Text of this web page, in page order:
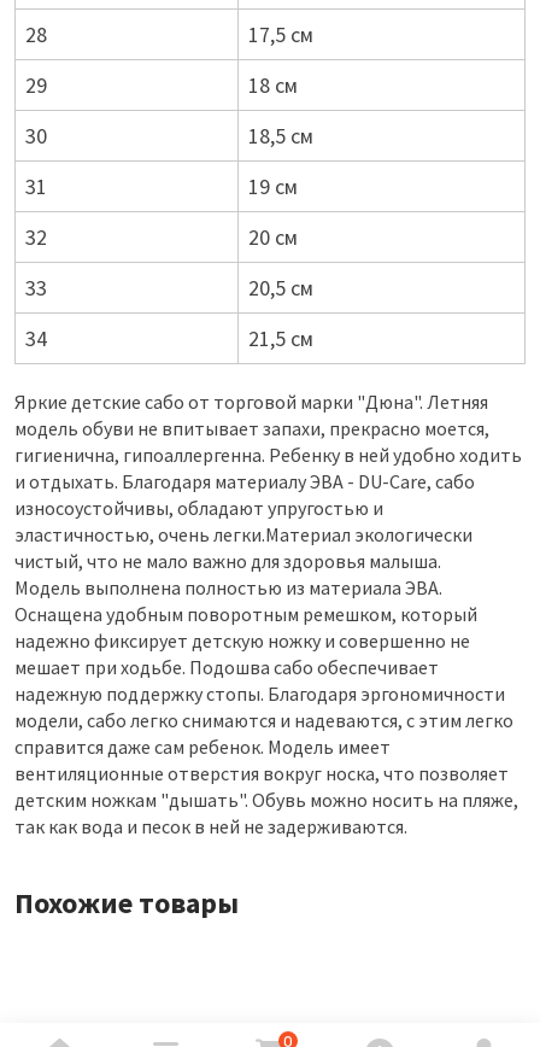
28
17,5 см
29
18 см
30
18,5 см
31
19 см
32
20 см
33
20,5 см
34
21,5 см
Яркие детские сабо от торговой марки "Дюна". Летняя
модель обуви не впитывает запахи, прекрасно моется,
гигиенична, гипоаллергенна. Ребенку в ней удобно ходить
и отдыхать. Благодаря материалу ЭВА - DU-Care, сабо
износоустойчивы, обладают упругостью и
эластичностью, очень легки.Материал экологически
чистый, что не мало важно для здоровья малыша.
Модель выполнена полностью из материала ЭВА.
Оснащена удобным поворотным ремешком, который
надежно фиксирует детскую ножку и совершенно не
мешает при ходьбе. Подошва сабо обеспечивает
надежную поддержку стопы. Благодаря эргономичности
модели, сабо легко снимаются и надеваются, с этим легко
справится даже сам ребенок. Модель имеет
вентиляционные отверстия вокруг носка, что позволяет
детским ножкам "дышать". Обувь можно носить на пляже,
так как вода и песок в ней не задерживаются.
Похожие товары
0